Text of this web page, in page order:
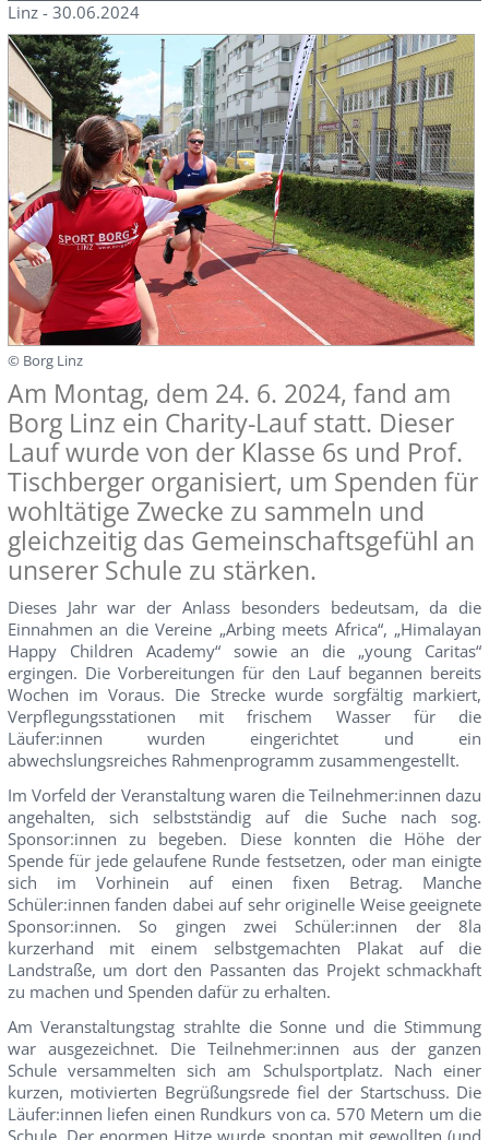
Linz - 30.06.2024
© Borg Linz
Am Montag, dem 24. 6. 2024, fand am
Borg Linz ein Charity-Lauf statt. Dieser
Lauf wurde von der Klasse 6s und Prof.
Tischberger organisiert, um Spenden für
wohltätige Zwecke zu sammeln und
gleichzeitig das Gemeinschaftsgefühl an
unserer Schule zu stärken.
Dieses Jahr war der Anlass besonders bedeutsam, da die
Einnahmen an die Vereine „Arbing meets Africa“, „Himalayan
Happy Children Academy“ sowie an die „young Caritas“
ergingen. Die Vorbereitungen für den Lauf begannen bereits
Wochen im Voraus. Die Strecke wurde sorgfältig markiert,
Verpflegungsstationen mit frischem Wasser für die
Läufer:innen wurden eingerichtet und ein
abwechslungsreiches Rahmenprogramm zusammengestellt.
Im Vorfeld der Veranstaltung waren die Teilnehmer:innen dazu
angehalten, sich selbstständig auf die Suche nach sog.
Sponsor:innen zu begeben. Diese konnten die Höhe der
Spende für jede gelaufene Runde festsetzen, oder man einigte
sich im Vorhinein auf einen fixen Betrag. Manche
Schüler:innen fanden dabei auf sehr originelle Weise geeignete
Sponsor:innen. So gingen zwei Schüler:innen der 8la
kurzerhand mit einem selbstgemachten Plakat auf die
Landstraße, um dort den Passanten das Projekt schmackhaft
zu machen und Spenden dafür zu erhalten.
Am Veranstaltungstag strahlte die Sonne und die Stimmung
war ausgezeichnet. Die Teilnehmer:innen aus der ganzen
Schule versammelten sich am Schulsportplatz. Nach einer
kurzen, motivierten Begrüßungsrede fiel der Startschuss. Die
Läufer:innen liefen einen Rundkurs von ca. 570 Metern um die
Schule. Der enormen Hitze wurde spontan mit gewollten (und